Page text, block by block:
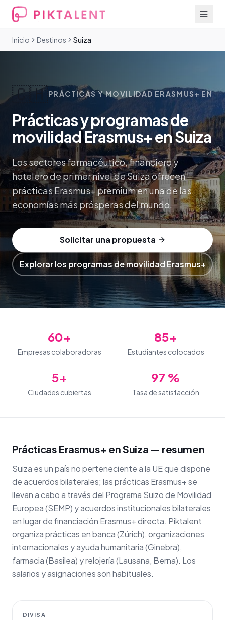
Inicio Destinos Suiza
🇨🇭PRÁCTICAS Y MOVILIDAD ERASMUS+ EN
Prácticas y programas de
movilidad Erasmus+ en Suiza
Los sectores farmacéutico, financiero y
hotelero de primer nivel de Suiza ofrecen
prácticas Erasmus+ premium en una de las
economías más prósperas del mundo.
Solicitar una propuesta
Explorar los programas de movilidad Erasmus+
60+
Empresas colaboradoras
85+
Estudiantes colocados
5+
Ciudades cubiertas
97 %
Tasa de satisfacción
Prácticas Erasmus+ en Suiza — resumen
Suiza es un país no perteneciente a la UE que dispone
de acuerdos bilaterales; las prácticas Erasmus+ se
llevan a cabo a través del Programa Suizo de Movilidad
Europea (SEMP) y acuerdos institucionales bilaterales
en lugar de financiación Erasmus+ directa. Piktalent
organiza prácticas en banca (Zúrich), organizaciones
internacionales y ayuda humanitaria (Ginebra),
farmacia (Basilea) y relojería (Lausana, Berna). Los
salarios y asignaciones son habituales.
DIVISA